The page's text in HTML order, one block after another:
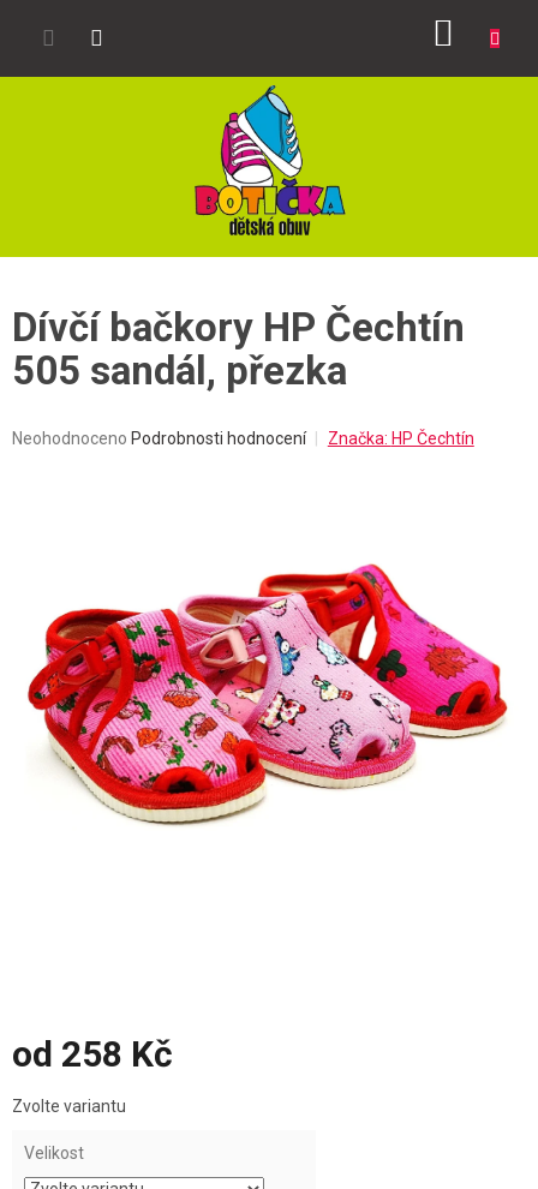
Dívčí bačkory HP Čechtín
505 sandál, přezka
Průměrné
Neohodnoceno Podrobnosti hodnocení Značka: HP Čechtín
od 258 Kč
cena:
Zvolte variantu
Velikost